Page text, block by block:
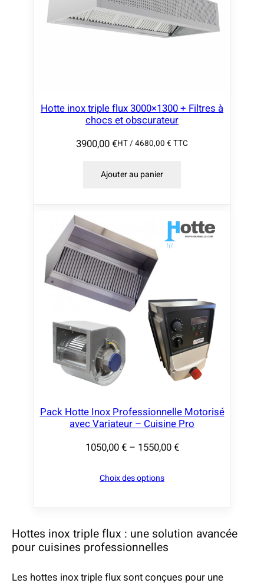
Hotte inox triple flux 3000×1300 + Filtres à
chocs et obscurateur
3900,00€HT / 4680,00 € TTC
Ajouter au panier
Pack Hotte Inox Professionnelle Motorisé
avec Variateur – Cuisine Pro
1050,00€– 1550,00€
a
d
e
r
Choix des options
Hottes inox triple flux : une solution avancée
pour cuisines professionnelles
Les hottes inox triple flux sont conçues pour une